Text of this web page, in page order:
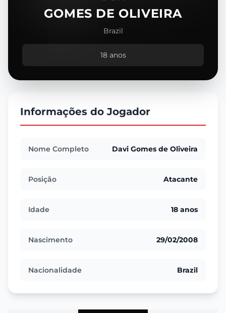
GOMES DE OLIVEIRA
Brazil
18 anos
Informações do Jogador
Nome Completo Davi Gomes de Oliveira
Posição Atacante
Idade 18 anos
Nascimento 29/02/2008
Nacionalidade Brazil